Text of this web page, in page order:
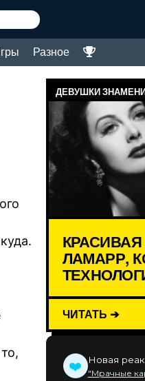
Разное
ДЕВУШКИ
ЛАМАРР,
ЧИТАТЬ ➔
❤️ Новая
"Мрачные